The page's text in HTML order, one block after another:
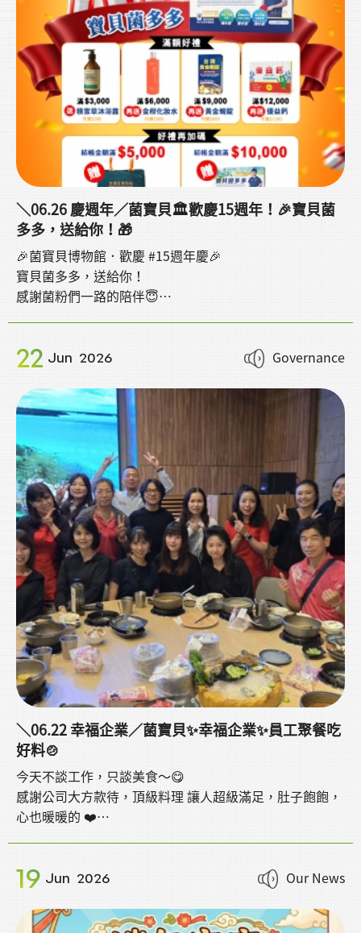
＼06.26 慶週年／菌寶貝🏛️歡慶15週年！🎉寶貝菌
多多，送給你！🎁
🎉菌寶貝博物館．歡慶 #15週年慶🎉
寶貝菌多多，送給你！
感謝菌粉們一路的陪伴😇
22 Jun 2026 Governance
＼06.22 幸福企業／菌寶貝✨幸福企業✨員工聚餐吃
好料🍲
今天不談工作，只談美食～😋
感謝公司大方款待，頂級料理 讓人超級滿足，肚子飽飽，
心也暖暖的 ❤️
工作時我們展現專業與熱忱👍
吃飽喝足，我們繼續充滿電力，為大家帶來最棒的服務！
19 Jun 2026 Our News